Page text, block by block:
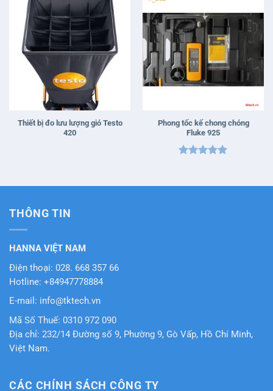
Thiết bị đo lưu lượng gió Testo
420
Phong tốc kế chong chóng
Fluke 925
sao
THÔNG TIN
HANNA VIỆT NAM
Điện thoại: 028. 668 357 66
Hotline: +84947778884
E-mail: info@tktech.vn
Mã Số Thuế: 0310 972 090
Địa chỉ: 232/14 Đường số 9, Phường 9, Gò Vấp, Hồ Chí Minh,
Việt Nam.
CÁC CHÍNH SÁCH CÔNG TY